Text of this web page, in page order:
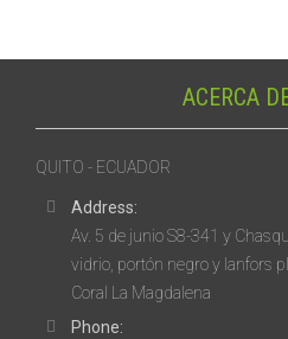
ACERCA
QUITO - ECUADOR
Address:
Av. 5 de junio S8-341 y
vidrio, portón negro y lanfors
Coral La Magdalena
Phone: